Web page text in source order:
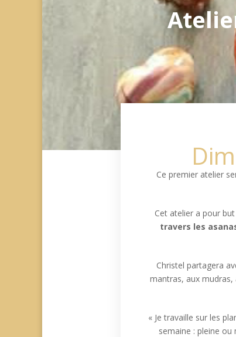
Ce premier atelier
Cet atelier a pour
travers les
Christel partagera
mantras, aux mudras,
« Je travaille sur les
semaine : pleine